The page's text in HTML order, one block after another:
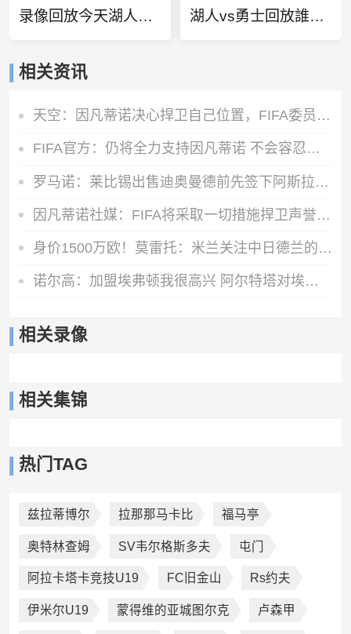
录像回放今天湖人VS奇才 湖人vs勇士回放誰贏了
相关资讯
天空：因凡蒂诺决心捍卫自己位置，FIFA委员会公开致信表达支持
FIFA官方：仍将全力支持因凡蒂诺 不会容忍外界对FIFA诚信的攻击
罗马诺：莱比锡出售迪奥曼德前先签下阿斯拉尼，之后才会放他体检
因凡蒂诺社媒：FIFA将采取一切措施捍卫声誉，继续支持足球的发展
身价1500万欧！莫雷托：米兰关注中日德兰的智利前锋奥索里奥
诺尔高：加盟埃弗顿我很高兴 阿尔特塔对埃弗顿、莫耶斯充满赞美
相关录像
相关集锦
热门TAG
兹拉蒂博尔 拉那那马卡比 福马亭
奥特林查姆 SV韦尔格斯多夫 屯门
阿拉卡塔卡竞技U19 FC旧金山 Rs约夫
伊米尔U19 蒙得维的亚城图尔克 卢森甲